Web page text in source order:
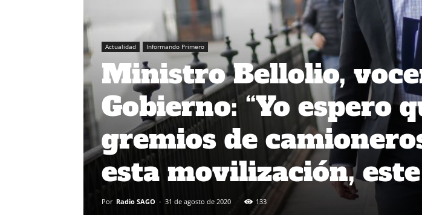
Actualidad Informando Primero
Ministro Bellolio,
Gobierno: “Yo espero
gremios de
esta movilización,
Por Radio SAGO - 31 de agosto de 2020 133